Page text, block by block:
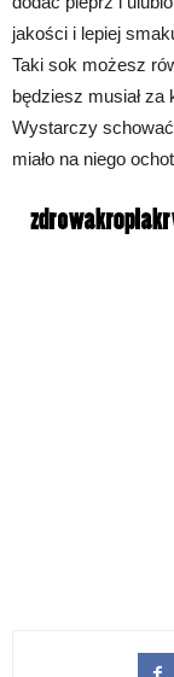
jakości i lepiej
Taki sok możesz
będziesz musiał
Wystarczy
miało na niego